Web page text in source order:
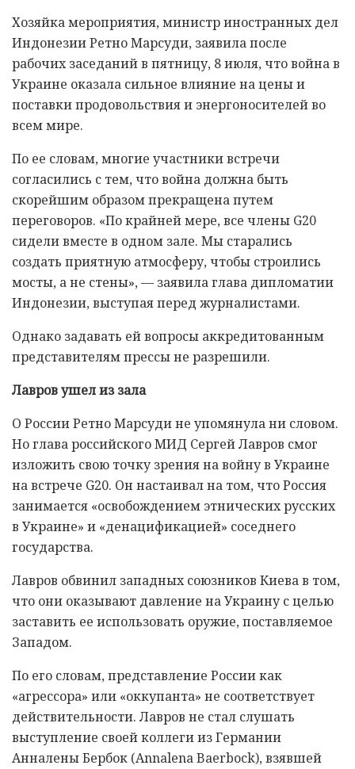
Хозяйка мероприятия, министр иностранных дел
Индонезии Ретно Марсуди, заявила после
рабочих заседаний в пятницу, 8 июля, что война в
Украине оказала сильное влияние на цены и
поставки продовольствия и энергоносителей во
всем мире.
По ее словам, многие участники встречи
согласились с тем, что война должна быть
скорейшим образом прекращена путем
переговоров. «По крайней мере, все члены G20
сидели вместе в одном зале. Мы старались
создать приятную атмосферу, чтобы строились
мосты, а не стены», — заявила глава дипломатии
Индонезии, выступая перед журналистами.
Однако задавать ей вопросы аккредитованным
представителям прессы не разрешили.
Лавров ушел из зала
О России Ретно Марсуди не упомянула ни словом.
Но глава российского МИД Сергей Лавров смог
изложить свою точку зрения на войну в Украине
на встрече G20. Он настаивал на том, что Россия
занимается «освобождением этнических русских
в Украине» и «денацификацией» соседнего
государства.
Лавров обвинил западных союзников Киева в том,
что они оказывают давление на Украину с целью
заставить ее использовать оружие, поставляемое
Западом.
По его словам, представление России как
«агрессора» или «оккупанта» не соответствует
действительности. Лавров не стал слушать
выступление своей коллеги из Германии
Анналены Бербок (Annalena Baerbock), взявшей